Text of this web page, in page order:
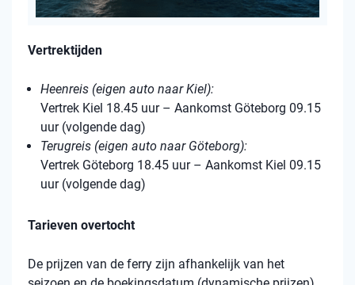
Vertrektijden
Heenreis (eigen auto naar Kiel):
Vertrek Kiel 18.45 uur – Aankomst Göteborg 09.15
uur (volgende dag)
Terugreis (eigen auto naar Göteborg):
Vertrek Göteborg 18.45 uur – Aankomst Kiel 09.15
uur (volgende dag)
Tarieven overtocht
De prijzen van de ferry zijn afhankelijk van het